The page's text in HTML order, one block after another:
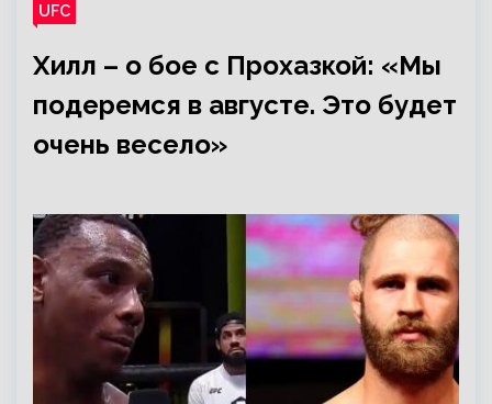
UFC
Хилл – о бое с Прохазкой: «Мы
подеремся в августе. Это будет
очень весело»